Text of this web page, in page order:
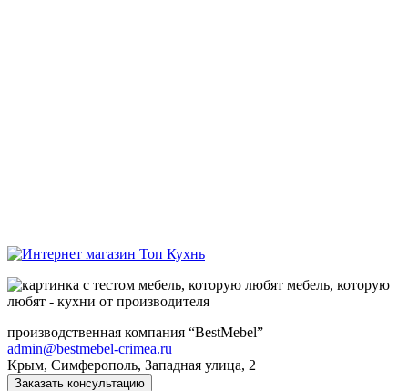
мебель, которую
любят - кухни от производителя
производственная компания “BestMebel”
admin@bestmebel-crimea.ru
Крым, Симферополь, Западная улица, 2
Заказать консультацию